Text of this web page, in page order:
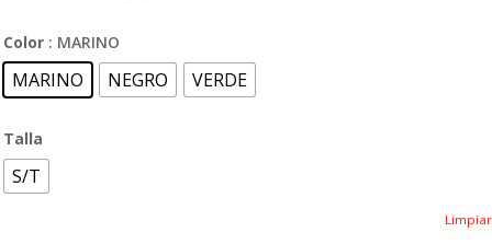
Color : MARINO
MARINO NEGRO VERDE
Talla
S/T
Limpiar